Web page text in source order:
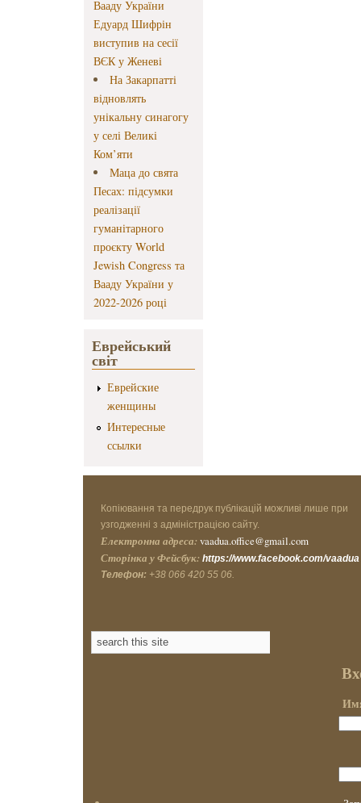
Вааду України
Едуард Шифрін
виступив на сесії
ВЄК у Женеві
На Закарпатті
відновлять
унікальну синагогу
у селі Великі
Ком’яти
Маца до свята
Песах: підсумки
реалізації
гуманітарного
проєкту World
Jewish Congress та
Вааду України у
2022-2026 році
Еврейський
світ
Еврейские
женщины
Интересные
ссылки
Копіювання та передрук публікацій можливі лише при
узгодженні з адміністрацією сайту.
Електронна адреса: vaadua.office@gmail.com
Сторінка у Фейсбук: https://www.facebook.com/vaadua
Телефон: +38 066 420 55 06.